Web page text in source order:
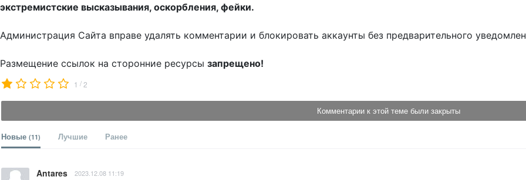
экстремистские высказывания, оскорбления, фейки.
Администрация Сайта вправе удалять комментарии и блокировать аккаунты без предварительного
Размещение ссылок на сторонние ресурсы запрещено!
1 /2
Комментарии к этой теме были закрыты
Новые (11) Лучшие Ранее
Antares 2023.12.08 11:19